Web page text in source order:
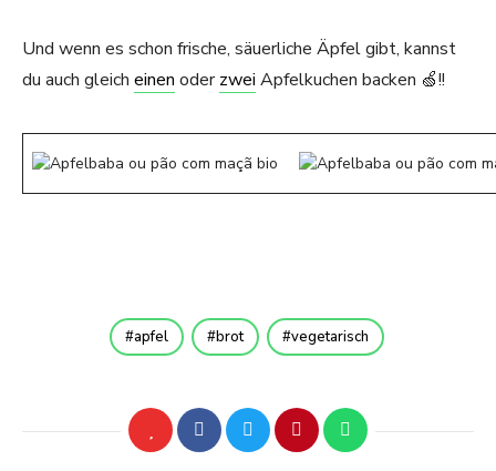
Und wenn es schon frische, säuerliche Äpfel gibt, kannst
du auch gleich einen oderzwei Apfelkuchen backen 🍏!!
apfel brot vegetarisch